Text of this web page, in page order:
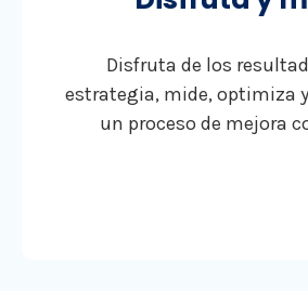
Disfruta de los
estrategia, mide, optimiza
un proceso de mejora